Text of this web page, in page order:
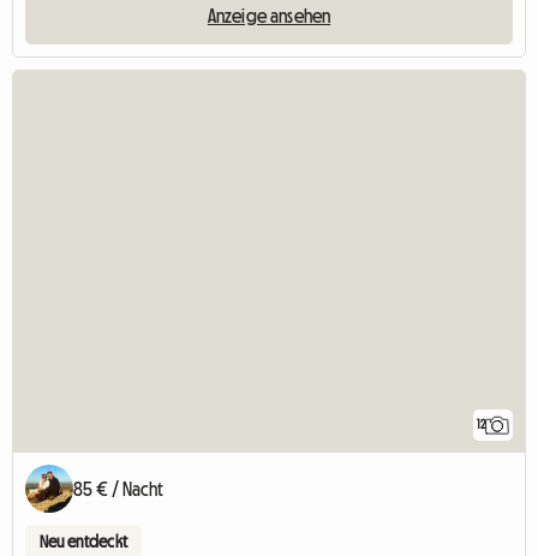
Anzeige ansehen
12
85 € / Nacht
Neu entdeckt